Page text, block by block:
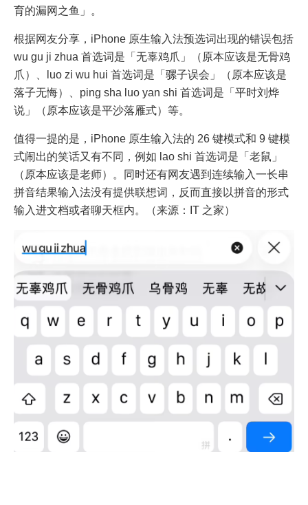
育的漏网之鱼」。
根据网友分享，iPhone 原生输入法预选词出现的错误包括
wu gu ji zhua 首选词是「无辜鸡爪」（原本应该是无骨鸡
爪）、luo zi wu hui 首选词是「骡子误会」（原本应该是
落子无悔）、ping sha luo yan shi 首选词是「平时刘烨
说」（原本应该是平沙落雁式）等。
值得一提的是，iPhone 原生输入法的 26 键模式和 9 键模
式闹出的笑话又有不同，例如 lao shi 首选词是「老鼠」
（原本应该是老师）。同时还有网友遇到连续输入一长串
拼音结果输入法没有提供联想词，反而直接以拼音的形式
输入进文档或者聊天框内。（来源：IT 之家）